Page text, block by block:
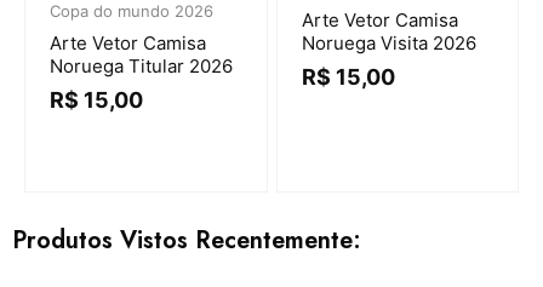
Copa do mundo 2026
Arte Vetor Camisa
Noruega Titular 2026
R$ 15,00
Arte Vetor Camisa
Noruega Visita 2026
R$ 15,00
Produtos Vistos Recentemente: